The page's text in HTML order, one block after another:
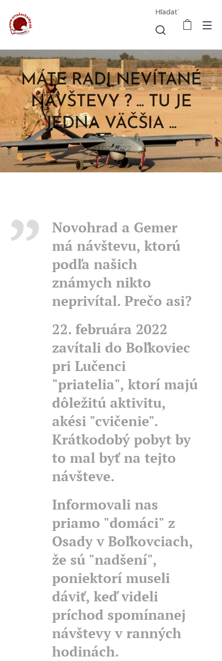
Hľadať
MÁTE RADI NEVÍTANÉ
NÁVŠTEVY ? ... TU JE
JEDNA VÄČŠIA ...
23.02.2022
Novohrad a Gemer
má návštevu, ktorú
podľa našich
známych nikto
neprivítal. Prečo asi?
22. februára 2022
zavítali do Boľkoviec
pri Lučenci
"priatelia", ktorí majú
dôležitú aktivitu,
akési "cvičenie".
Krátkodobý pobyt by
to mal byť na tejto
návšteve.
Informovali nas
priamo "domáci" z
Osady v Boľkovciach,
že sú "nadšení",
poniektorí museli
dáviť, keď videli
príchod spomínanej
návštevy v ranných
hodinách.